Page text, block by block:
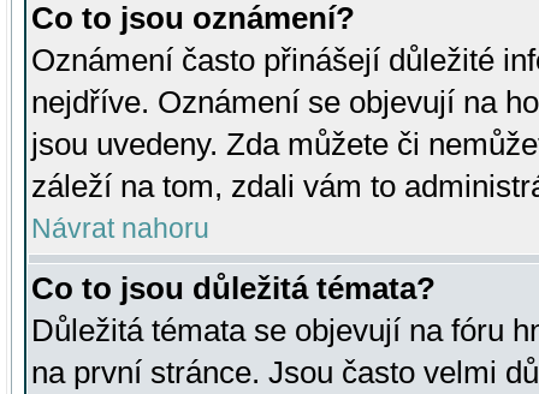
Co to jsou oznámení?
Oznámení často přinášejí důležité
nejdříve. Oznámení se objevují na
jsou uvedeny. Zda můžete či
záleží na tom, zdali vám to
Návrat nahoru
Co to jsou důležitá témata?
Důležitá témata se objevují na fóru
na první stránce. Jsou často velmi